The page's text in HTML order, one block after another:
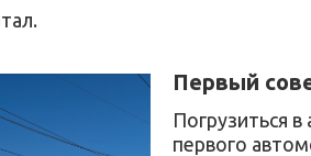
Первый
Погрузиться
первого